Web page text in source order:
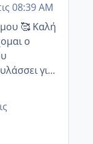
08:39 AM
🥰 Καλή
ο
για
z